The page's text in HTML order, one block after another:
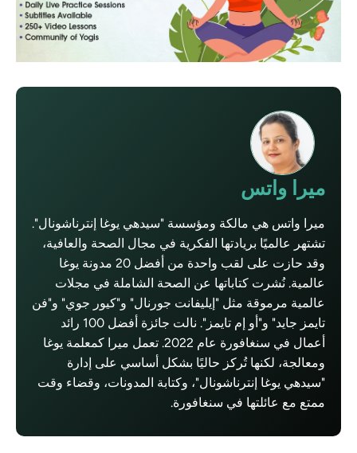
ميرا واتس
ميرا واتس هي مالكة ومؤسسة "سيدهي يوغا إنترناشونال".
تشتهر عالميًا بريادتها الفكرية في مجال الصحة والعافية،
وقد حازت على لقب واحدة من أفضل 20 مدونة يوغا
عالمية. نُشرت كتاباتها عن الصحة الشاملة في مجلات
عالمية مرموقة مثل "إيليفانت جورنال" و"كيور جوي" و"فن
تايمز جايد" و"أو إم تايمز". نالت جائزة أفضل 100 رائد
أعمال في سنغافورة عام 2022. تعمل ميرا كمعلمة يوغا
ومعالجة، لكنها تُركز حاليًا بشكل أساسي على إدارة
"سيدهي يوغا إنترناشونال"، وكتابة المدونات، وقضاء وقت
ممتع مع عائلتها في سنغافورة.